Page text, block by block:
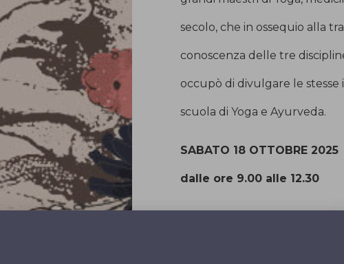
secolo, che in ossequio alla
conoscenza delle tre
occupò di divulgare le
scuola di Yoga e Ayurveda.
SABATO 18 OTTOBRE 2025
dalle ore 9.00 alle 12.30